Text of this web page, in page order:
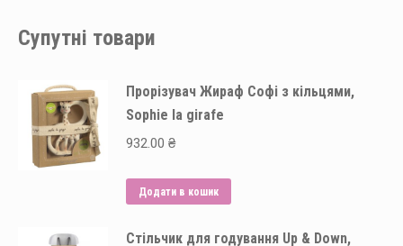
Супутні товари
Прорізувач Жираф Софі з кільцями,
Sophie la girafe
932.00 ₴
Додати в кошик
Стільчик для годування Up & Down,